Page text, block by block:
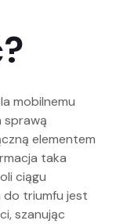
mobilnemu
sprawą
elementem
taka
ciągu
do triumfu jest
szanując